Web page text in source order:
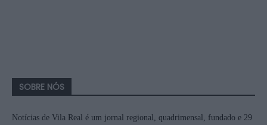
SOBRE NÓS
Notícias de Vila Real é um jornal regional, quadrimensal, fundado e 29